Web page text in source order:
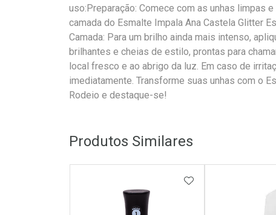
uso:Preparação: Comece com as unhas limpas
camada do Esmalte Impala Ana Castela Glitter
Camada: Para um brilho ainda mais intenso,
brilhantes e cheias de estilo, prontas para
local fresco e ao abrigo da luz. Em caso de
imediatamente. Transforme suas unhas com o
Rodeio e destaque-se!
Produtos Similares
ADICIONAR AOS